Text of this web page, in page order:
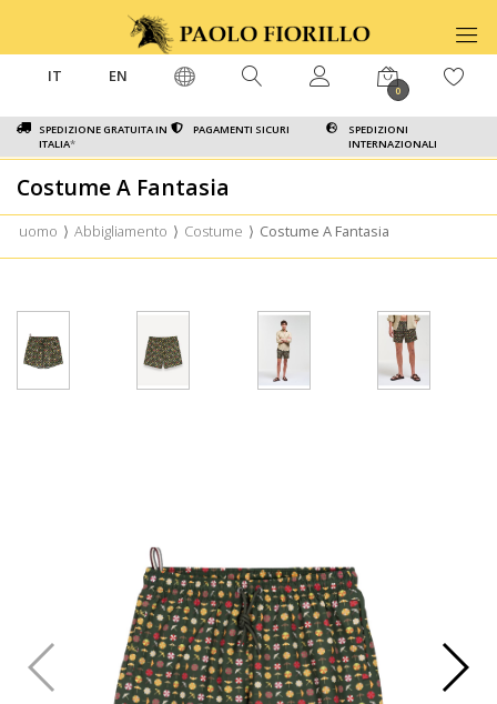
SPEDIZIONE GRATUITA IN
ITALIA*
PAGAMENTI SICURI
SPEDIZIONI
INTERNAZIONALI
IT EN
0
Costume A Fantasia
uomo ⟩ Abbigliamento ⟩ Costume ⟩ Costume A Fantasia